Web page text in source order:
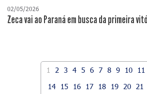
02/05/2026
Zeca vai ao Paraná em busca da primeira
1 2 3 4 5 6 7 8 9 10 11
14
15 16 17 18 19 20 21